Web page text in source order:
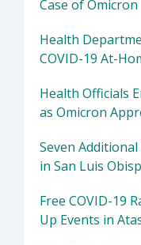
Case of Omicron
Health
COVID-19 At-
Health Officials
as Omicron
Seven
in San Luis
Free COVID-19
Up Events in